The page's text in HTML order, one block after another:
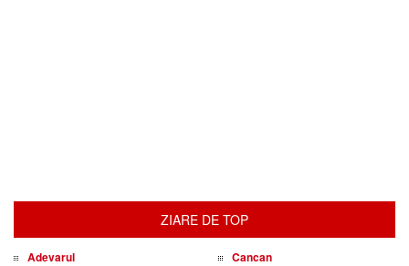
ZIARE DE TOP
Adevarul
Cancan